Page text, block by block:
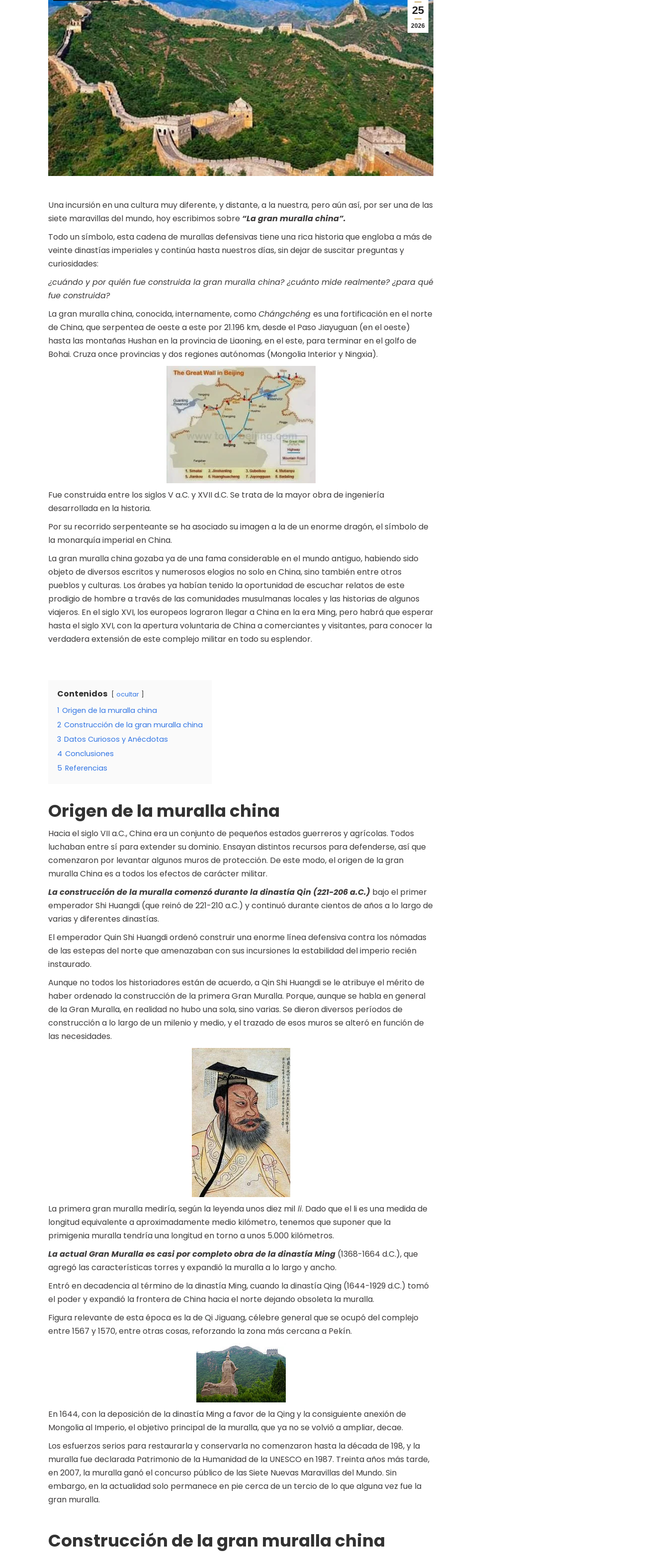
25
2026
Una incursión en una cultura muy diferente, y distante, a la nuestra, pero aún así, por ser una de las
siete maravillas del mundo, hoy escribimos sobre “La gran muralla china”.
Todo un símbolo, esta cadena de murallas defensivas tiene una rica historia que engloba a más de
veinte dinastías imperiales y continúa hasta nuestros días, sin dejar de suscitar preguntas y
curiosidades:
¿cuándo y por quién fue construida la gran muralla china? ¿cuánto mide realmente? ¿para qué
fue construida?
La gran muralla china, conocida, internamente, como Chángchéng es una fortificación en el norte
de China, que serpentea de oeste a este por 21.196 km, desde el Paso Jiayuguan (en el oeste)
hasta las montañas Hushan en la provincia de Liaoning, en el este, para terminar en el golfo de
Bohai. Cruza once provincias y dos regiones autónomas (Mongolia Interior y Ningxia).
Fue construida entre los siglos V a.C. y XVII d.C. Se trata de la mayor obra de ingeniería
desarrollada en la historia.
Por su recorrido serpenteante se ha asociado su imagen a la de un enorme dragón, el símbolo de
la monarquía imperial en China.
La gran muralla china gozaba ya de una fama considerable en el mundo antiguo, habiendo sido
objeto de diversos escritos y numerosos elogios no solo en China, sino también entre otros
pueblos y culturas. Los árabes ya habían tenido la oportunidad de escuchar relatos de este
prodigio de hombre a través de las comunidades musulmanas locales y las historias de algunos
viajeros. En el siglo XVI, los europeos lograron llegar a China en la era Ming, pero habrá que esperar
hasta el siglo XVI, con la apertura voluntaria de China a comerciantes y visitantes, para conocer la
verdadera extensión de este complejo militar en todo su esplendor.
Contenidos ocultar
1 Origen de la muralla china
2 Construcción de la gran muralla china
3 Datos Curiosos y Anécdotas
4 Conclusiones
5 Referencias
Origen de la muralla china
Hacia el siglo VII a.C., China era un conjunto de pequeños estados guerreros y agrícolas. Todos
luchaban entre sí para extender su dominio. Ensayan distintos recursos para defenderse, así que
comenzaron por levantar algunos muros de protección. De este modo, el origen de la gran
muralla China es a todos los efectos de carácter militar.
La construcción de la muralla comenzó durante la dinastía Qin (221-206 a.C.) bajo el primer
emperador Shi Huangdi (que reinó de 221-210 a.C.) y continuó durante cientos de años a lo largo de
varias y diferentes dinastías.
El emperador Quin Shi Huangdi ordenó construir una enorme línea defensiva contra los nómadas
de las estepas del norte que amenazaban con sus incursiones la estabilidad del imperio recién
instaurado.
Aunque no todos los historiadores están de acuerdo, a Qin Shi Huangdi se le atribuye el mérito de
haber ordenado la construcción de la primera Gran Muralla. Porque, aunque se habla en general
de la Gran Muralla, en realidad no hubo una sola, sino varias. Se dieron diversos períodos de
construcción a lo largo de un milenio y medio, y el trazado de esos muros se alteró en función de
las necesidades.
La primera gran muralla mediría, según la leyenda unos diez mil li. Dado que el li es una medida de
longitud equivalente a aproximadamente medio kilómetro, tenemos que suponer que la
primigenia muralla tendría una longitud en torno a unos 5.000 kilómetros.
La actual Gran Muralla es casi por completo obra de la dinastía Ming (1368-1664 d.C.), que
agregó las características torres y expandió la muralla a lo largo y ancho.
Entró en decadencia al término de la dinastía Ming, cuando la dinastía Qing (1644-1929 d.C.) tomó
el poder y expandió la frontera de China hacia el norte dejando obsoleta la muralla.
Figura relevante de esta época es la de Qi Jiguang, célebre general que se ocupó del complejo
entre 1567 y 1570, entre otras cosas, reforzando la zona más cercana a Pekín.
En 1644, con la deposición de la dinastía Ming a favor de la Qing y la consiguiente anexión de
Mongolia al Imperio, el objetivo principal de la muralla, que ya no se volvió a ampliar, decae.
Los esfuerzos serios para restaurarla y conservarla no comenzaron hasta la década de 198, y la
muralla fue declarada Patrimonio de la Humanidad de la UNESCO en 1987. Treinta años más tarde,
en 2007, la muralla ganó el concurso público de las Siete Nuevas Maravillas del Mundo. Sin
embargo, en la actualidad solo permanece en pie cerca de un tercio de lo que alguna vez fue la
gran muralla.
Construcción de la gran muralla china